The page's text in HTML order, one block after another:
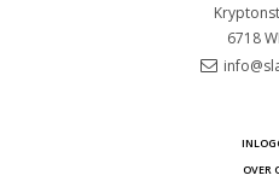
6718
OVER